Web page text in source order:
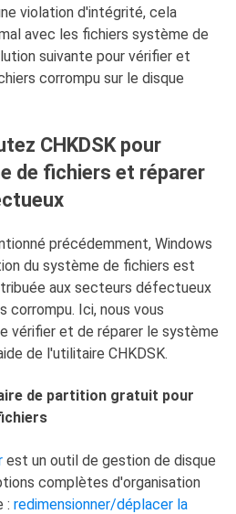
violation d'intégrité, cela
avec les fichiers système de
suivante pour vérifier et
corrompu sur le disque
CHKDSK pour
de fichiers et réparer
précédemment, Windows
du système de fichiers est
aux secteurs défectueux
corrompu. Ici, nous vous
vérifier et de réparer le système
de l'utilitaire CHKDSK.
de partition gratuit pour
est un outil de gestion de disque
complètes d'organisation
: redimensionner/déplacer la